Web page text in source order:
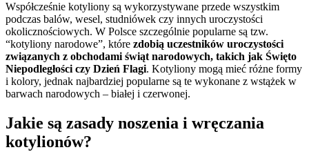
Współcześnie kotyliony są wykorzystywane przede wszystkim
podczas balów, wesel, studniówek czy innych uroczystości
okolicznościowych. W Polsce szczególnie popularne są tzw.
“kotyliony narodowe”, które zdobią uczestników uroczystości
związanych z obchodami świąt narodowych, takich jak Święto
Niepodległości czy Dzień Flagi. Kotyliony mogą mieć różne formy
i kolory, jednak najbardziej popularne są te wykonane z wstążek w
barwach narodowych – białej i czerwonej.
Jakie są zasady noszenia i wręczania
kotylionów?